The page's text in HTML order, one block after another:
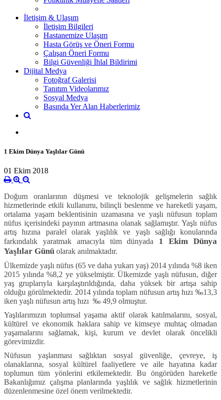
İletişim & Ulaşım
İletişim Bilgileri
Hastanemize Ulaşım
Hasta Görüş ve Öneri Formu
Çalışan Öneri Formu
Bilgi Güvenliği İhlal Bildirimi
Dijital Medya
Fotoğraf Galerisi
Tanıtım Videolarımız
Sosyal Medya
Basında Yer Alan Haberlerimiz
1 Ekim Dünya Yaşlılar Günü
01 Ekim 2018
Doğum oranlarının düşmesi ve teknolojik gelişmelerin sağlık
hizmetlerinde etkili kullanımı, bilinçli beslenme ve hareketli yaşam,
ortalama yaşam beklentisinin uzamasına ve yaşlı nüfusun toplam
nüfus içerisindeki payının artmasına olanak sağlamıştır. Yaşlı nüfus
artış hızına paralel olarak yaşlılık ve yaşlı sağlığı konularında
farkındalık yaratmak amacıyla tüm dünyada 1 Ekim Dünya
Yaşlılar Günü olarak anılmaktadır.
Ülkemizde yaşlı nüfus (65 ve daha yukarı yaş) 2014 yılında %8 iken
2015 yılında %8,2 ye yükselmiştir. Ülkemizde yaşlı nüfusun, diğer
yaş gruplarıyla karşılaştırıldığında, daha yüksek bir artışa sahip
olduğu görülmektedir. 2014 yılında toplam nüfusun artış hızı ‰13,3
iken yaşlı nüfusun artış hızı ‰ 49,9 olmuştur.
Yaşlılarımızın toplumsal yaşama aktif olarak katılmalarını, sosyal,
kültürel ve ekonomik haklara sahip ve kimseye muhtaç olmadan
yaşamalarını sağlamak, kişi, kurum ve devlet olarak öncelikli
görevimizdir.
Nüfusun yaşlanması sağlıktan sosyal güvenliğe, çevreye, iş
olanaklarına, sosyal kültürel faaliyetlere ve aile hayatına kadar
toplumun tüm yönlerini etkilemektedir. Bu öngörüden hareketle
Bakanlığımız çalışma planlarında yaşlılık ve sağlık hizmetlerinin
düzenlenmesine özel önem verilmektedir.